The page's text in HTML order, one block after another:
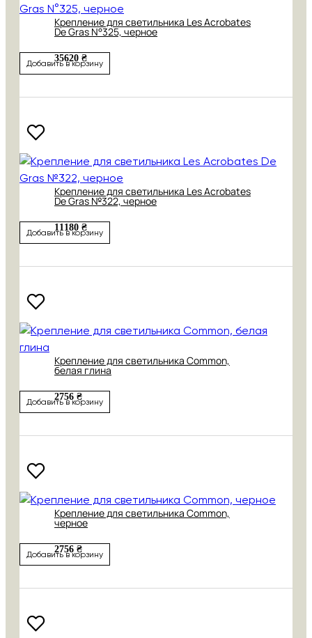
Крепление для светильника Les Acrobates
De Gras N°325, черное
35620 ₴
Добавить в корзину
Крепление для светильника Les Acrobates
De Gras №322, черное
11180 ₴
Добавить в корзину
Крепление для светильника Common,
белая глина
2756 ₴
Добавить в корзину
Крепление для светильника Common,
черное
2756 ₴
Добавить в корзину